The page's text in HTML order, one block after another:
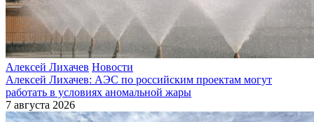
Алексей Лихачев Новости
Алексей Лихачев: АЭС по российским проектам могут
работать в условиях аномальной жары
7 августа 2026